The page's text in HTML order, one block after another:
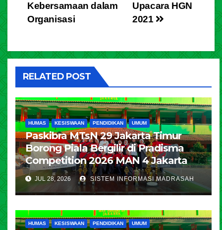
Upacara HGN
2021
Kebersamaan dalam
Organisasi
RELATED POST
HUMAS KESISWAAN PENDIDIKAN UMUM
Paskibra MTsN 29 Jakarta Timur
Borong Piala Bergilir di Pradisma
Competition 2026 MAN 4 Jakarta
JUL 28, 2026 SISTEM INFORMASI MADRASAH
HUMAS KESISWAAN PENDIDIKAN UMUM